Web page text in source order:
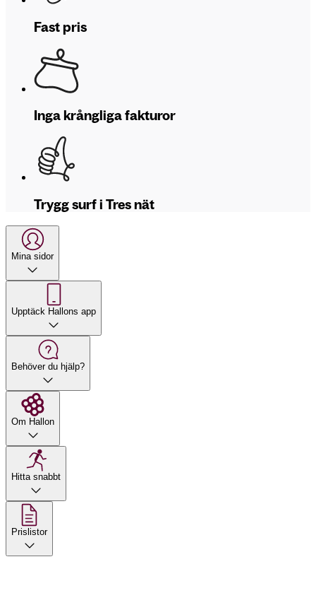
Fast pris
Inga krångliga fakturor
Trygg surf i Tres nät
Mina sidor
Upptäck Hallons app
Behöver du hjälp?
Om Hallon
Hitta snabbt
Prislistor